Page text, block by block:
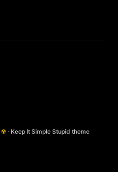
☢ · Keep It Simple Stupid theme